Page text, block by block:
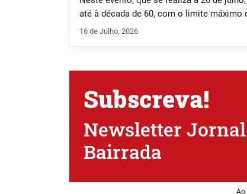
até à década de 60, com o limite máximo
16 de Julho, 2026
Subscreva!
Newsletter
Bairrada
Ao